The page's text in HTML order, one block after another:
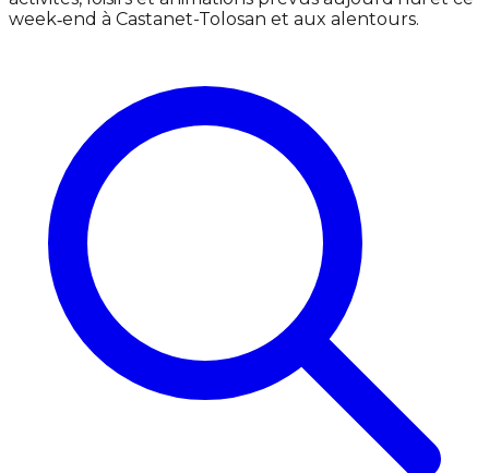
week‑end à Castanet-Tolosan et aux alentours.